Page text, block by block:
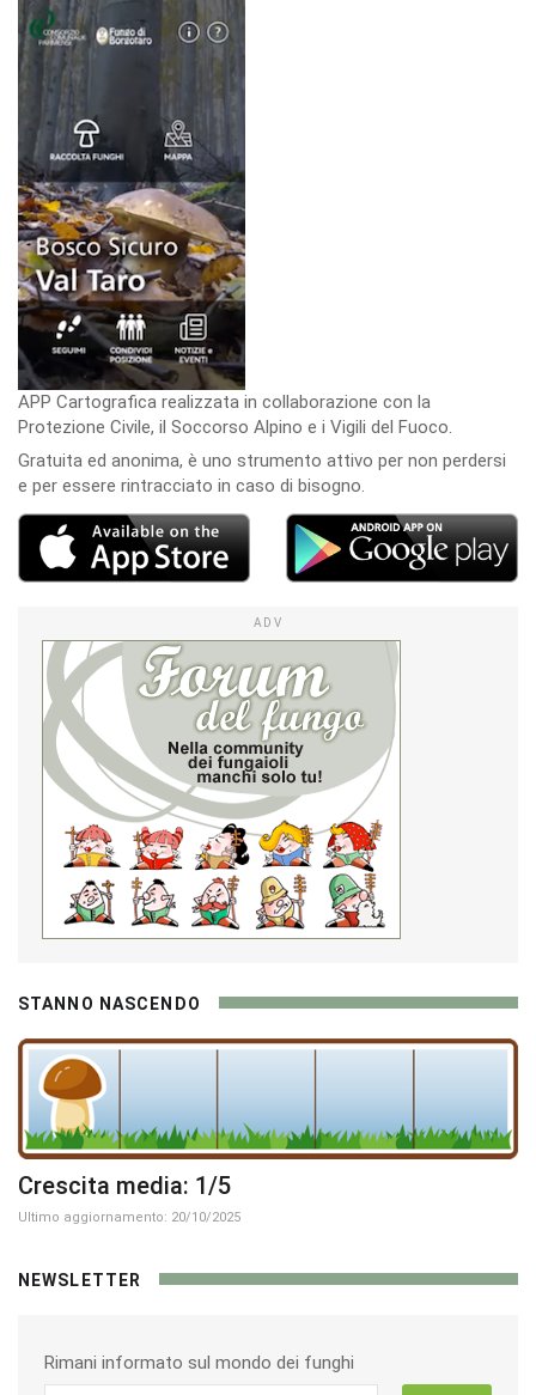
APP Cartografica realizzata in collaborazione con la
Protezione Civile, il Soccorso Alpino e i Vigili del Fuoco.
Gratuita ed anonima, è uno strumento attivo per non perdersi
e per essere rintracciato in caso di bisogno.
ADV
STANNO NASCENDO
Crescita media: 1/5
Ultimo aggiornamento: 20/10/2025
NEWSLETTER
Rimani informato sul mondo dei funghi